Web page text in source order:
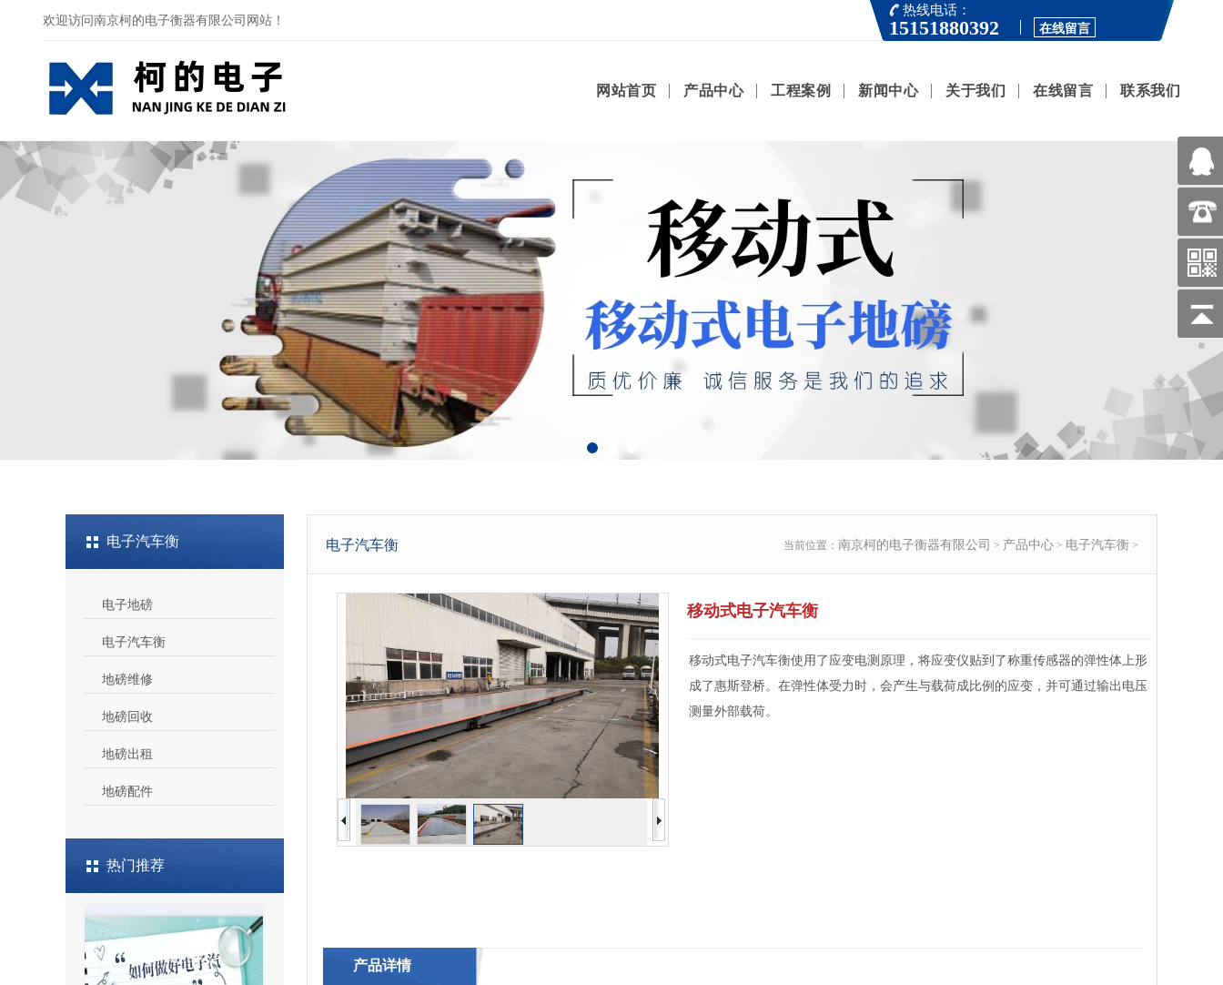
欢迎访问南京柯的电子衡器有限公司网站！
热线电话：
15151880392 在线留言
网站首页 产品中心 工程案例 新闻中心 关于我们 在线留言 联系我们
电子汽车衡
电子地磅
电子汽车衡
地磅维修
地磅回收
地磅出租
地磅配件
热门推荐
电子汽车衡 当前位置： 南京柯的电子衡器有限公司 > 产品中心 > 电子汽车衡 >
移动式电子汽车衡
移动式电子汽车衡使用了应变电测原理，将应变仪贴到了称重传感器的弹性体上形
成了惠斯登桥。在弹性体受力时，会产生与载荷成比例的应变，并可通过输出电压
测量外部载荷。
产品详情